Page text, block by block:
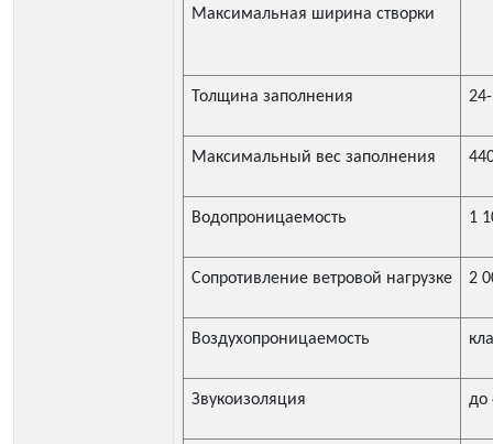
Максимальная ширина створки
Толщина заполнения
Максимальный вес заполнения
Водопроницаемость 1
Сопротивление ветровой нагрузке 2
Воздухопроницаемость
Звукоизоляция до